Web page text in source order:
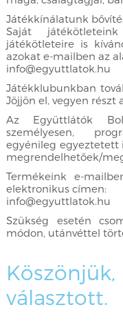
Játékkínálatunk
Saját
játékötleteire is
azokat e-mailben az
info@egyuttlatok.hu
Játékklubunkban
Jöjjön el, vegyen részt
Az Együttlátók
személyesen,
egyénileg
megrendelhetőek/
Termékeink e-
elektronikus címen:
info@egyuttlatok.hu
Szükség esetén
módon, utánvéttel
választott.